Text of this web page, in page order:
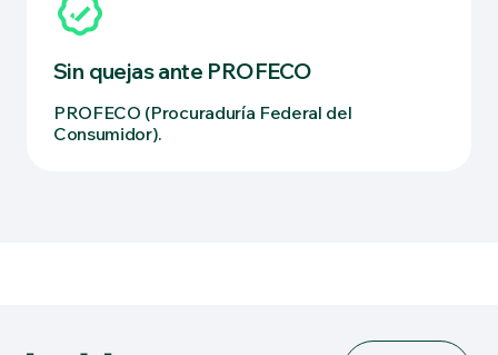
Sin quejas ante PROFECO
PROFECO (Procuraduría Federal del
Consumidor).